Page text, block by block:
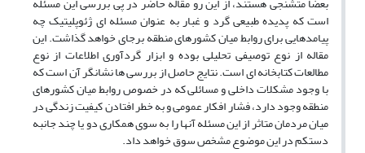
است که پدیده طبیعی گرد و غبار به عنوان مسئله ای ژئوپلیتیک چه
پیامدهایی برای روابط میان کشورهای منطقه برجای خواهد گذاشت. این
مقاله از نوع توصیفی تحلیلی بوده و ابزار گردآوری اطلاعات از نوع
مطالعات کتابخانه ای است. نتایج حاصل از بررسی ها نشانگر آن است که
با وجود مشکلات داخلی و مسائلی که در خصوص روابط میان کشورهای
منطقه وجود دارد، فشار افکار عمومی و به خطر افتادن کیفیت زندگی در
میان مردمان متاثر از این مسئله آنها را به سوی همکاری دو یا چند جانبه
دستکم در این موضوع مشخص سوق خواهد داد.